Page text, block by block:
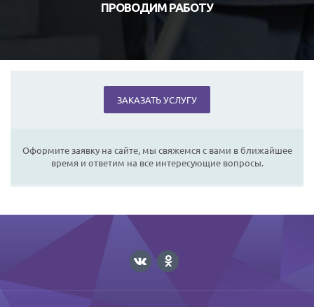
ПРОВОДИМ РАБОТУ
ЗАКАЗАТЬ УСЛУГУ
Оформите заявку на сайте, мы свяжемся с вами в ближайшее
время и ответим на все интересующие вопросы.